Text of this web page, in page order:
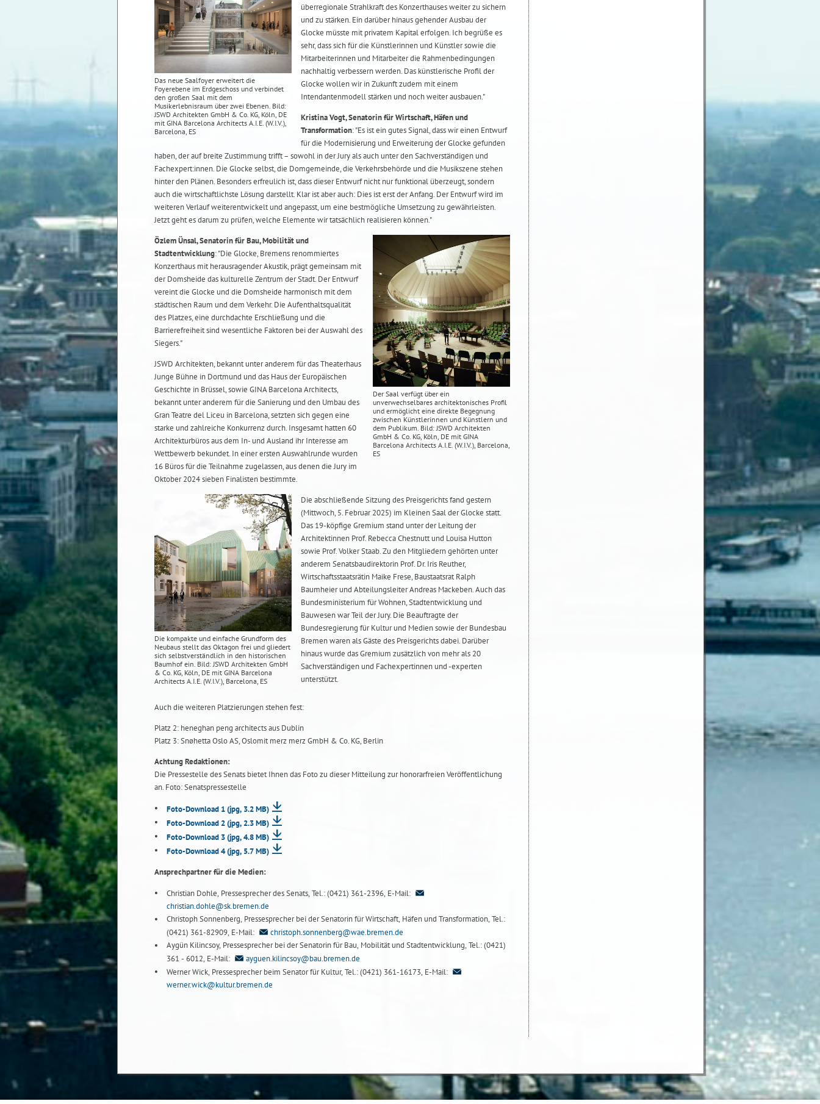
Das neue Saalfoyer erweitert die
Foyerebene im Erdgeschoss und verbindet
den großen Saal mit dem
Musikerlebnisraum über zwei Ebenen. Bild:
JSWD Architekten GmbH & Co. KG, Köln, DE
mit GINA Barcelona Architects A.I.E. (W.I.V.),
Barcelona, ES
überregionale Strahlkraft des Konzerthauses weiter zu sichern
und zu stärken. Ein darüber hinaus gehender Ausbau der
Glocke müsste mit privatem Kapital erfolgen. Ich begrüße es
sehr, dass sich für die Künstlerinnen und Künstler sowie die
Mitarbeiterinnen und Mitarbeiter die Rahmenbedingungen
nachhaltig verbessern werden. Das künstlerische Profil der
Glocke wollen wir in Zukunft zudem mit einem
Intendantenmodell stärken und noch weiter ausbauen."
Kristina Vogt, Senatorin für Wirtschaft, Häfen und
Transformation: "Es ist ein gutes Signal, dass wir einen Entwurf
für die Modernisierung und Erweiterung der Glocke gefunden
haben, der auf breite Zustimmung trifft – sowohl in der Jury als auch unter den Sachverständigen und
Fachexpert:innen. Die Glocke selbst, die Domgemeinde, die Verkehrsbehörde und die Musikszene stehen
hinter den Plänen. Besonders erfreulich ist, dass dieser Entwurf nicht nur funktional überzeugt, sondern
auch die wirtschaftlichste Lösung darstellt. Klar ist aber auch: Dies ist erst der Anfang. Der Entwurf wird im
weiteren Verlauf weiterentwickelt und angepasst, um eine bestmögliche Umsetzung zu gewährleisten.
Jetzt geht es darum zu prüfen, welche Elemente wir tatsächlich realisieren können."
Der Saal verfügt über ein
unverwechselbares architektonisches Profil
und ermöglicht eine direkte Begegnung
zwischen Künstlerinnen und Künstlern und
dem Publikum. Bild: JSWD Architekten
GmbH & Co. KG, Köln, DE mit GINA
Barcelona Architects A.I.E. (W.I.V.), Barcelona,
ES
Özlem Ünsal, Senatorin für Bau, Mobilität und
Stadtentwicklung: "Die Glocke, Bremens renommiertes
Konzerthaus mit herausragender Akustik, prägt gemeinsam mit
der Domsheide das kulturelle Zentrum der Stadt. Der Entwurf
vereint die Glocke und die Domsheide harmonisch mit dem
städtischen Raum und dem Verkehr. Die Aufenthaltsqualität
des Platzes, eine durchdachte Erschließung und die
Barrierefreiheit sind wesentliche Faktoren bei der Auswahl des
Siegers."
JSWD Architekten, bekannt unter anderem für das Theaterhaus
Junge Bühne in Dortmund und das Haus der Europäischen
Geschichte in Brüssel, sowie GINA Barcelona Architects,
bekannt unter anderem für die Sanierung und den Umbau des
Gran Teatre del Liceu in Barcelona, setzten sich gegen eine
starke und zahlreiche Konkurrenz durch. Insgesamt hatten 60
Architekturbüros aus dem In- und Ausland ihr Interesse am
Wettbewerb bekundet. In einer ersten Auswahlrunde wurden
16 Büros für die Teilnahme zugelassen, aus denen die Jury im
Oktober 2024 sieben Finalisten bestimmte.
Die kompakte und einfache Grundform des
Neubaus stellt das Oktagon frei und gliedert
sich selbstverständlich in den historischen
Baumhof ein. Bild: JSWD Architekten GmbH
& Co. KG, Köln, DE mit GINA Barcelona
Architects A.I.E. (W.I.V.), Barcelona, ES
Die abschließende Sitzung des Preisgerichts fand gestern
(Mittwoch, 5. Februar 2025) im Kleinen Saal der Glocke statt.
Das 19-köpfige Gremium stand unter der Leitung der
Architektinnen Prof. Rebecca Chestnutt und Louisa Hutton
sowie Prof. Volker Staab. Zu den Mitgliedern gehörten unter
anderem Senatsbaudirektorin Prof. Dr. Iris Reuther,
Wirtschaftsstaatsrätin Maike Frese, Baustaatsrat Ralph
Baumheier und Abteilungsleiter Andreas Mackeben. Auch das
Bundesministerium für Wohnen, Stadtentwicklung und
Bauwesen war Teil der Jury. Die Beauftragte der
Bundesregierung für Kultur und Medien sowie der Bundesbau
Bremen waren als Gäste des Preisgerichts dabei. Darüber
hinaus wurde das Gremium zusätzlich von mehr als 20
Sachverständigen und Fachexpertinnen und -experten
unterstützt.
Auch die weiteren Platzierungen stehen fest:
Platz 2: heneghan peng architects aus Dublin
Platz 3: Snøhetta Oslo AS, Oslomit merz merz GmbH & Co. KG, Berlin
Achtung Redaktionen:
Die Pressestelle des Senats bietet Ihnen das Foto zu dieser Mitteilung zur honorarfreien Veröffentlichung
an. Foto: Senatspressestelle
Foto-Download 1(jpg, 3.2 MB)
Foto-Download 2(jpg, 2.3 MB)
Foto-Download 3(jpg, 4.8 MB)
Foto-Download 4(jpg, 5.7 MB)
Ansprechpartner für die Medien:
Christian Dohle, Pressesprecher des Senats, Tel.: (0421) 361-2396, E-Mail:
christian.dohle@sk.bremen.de
Christoph Sonnenberg, Pressesprecher bei der Senatorin für Wirtschaft, Häfen und Transformation, Tel.:
(0421) 361-82909, E-Mail:
christoph.sonnenberg@wae.bremen.de
Aygün Kilincsoy, Pressesprecher bei der Senatorin für Bau, Mobilität und Stadtentwicklung, Tel.: (0421)
361 - 6012, E-Mail:
ayguen.kilincsoy@bau.bremen.de
Werner Wick, Pressesprecher beim Senator für Kultur, Tel.: (0421) 361-16173, E-Mail:
werner.wick@kultur.bremen.de